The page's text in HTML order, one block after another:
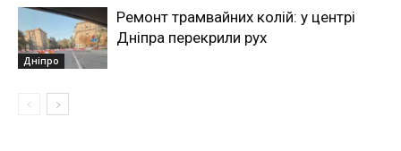
Дніпро
Ремонт трамвайних колій: у центрі
Дніпра перекрили рух